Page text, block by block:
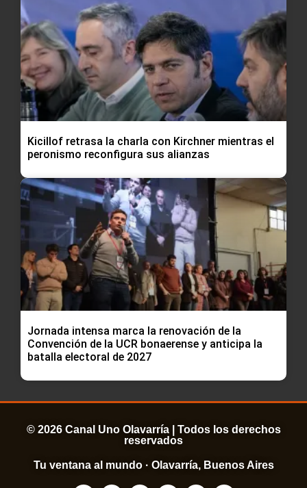
Kicillof retrasa la charla con Kirchner mientras el
peronismo reconfigura sus alianzas
Jornada intensa marca la renovación de la
Convención de la UCR bonaerense y anticipa la
batalla electoral de 2027
© 2026 Canal Uno Olavarría | Todos los derechos
reservados
Tu ventana al mundo · Olavarría, Buenos Aires